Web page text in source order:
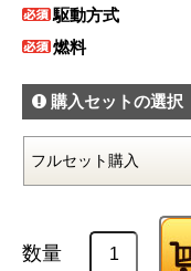
駆動方式
燃料
購入セットの選択
数量